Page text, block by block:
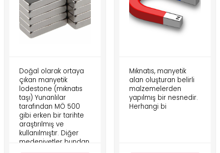
Doğal olarak ortaya
çıkan manyetik
lodestone (mıknatıs
taşı) Yunanlılar
tarafından MÖ 500
gibi erken bir tarihte
araştırılmış ve
kullanılmıştır. Diğer
medeniyetler bundan
Mıknatıs, manyetik
alan oluşturan belirli
malzemelerden
yapılmış bir nesnedir.
Herhangi bi